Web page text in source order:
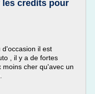
les credits pour
d'occasion il est
, il y a de fortes
cher qu'avec un